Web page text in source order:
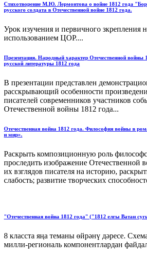
Стихотворение М.Ю. Лермонтова о войне 1812 года
русского солдата в Отечественной войне 1812 года.
Урок изучения и первичного зкрепления
использованием ЦОР....
Презентация. Народный характер Отечественной войны
русской литературы 1812 года
В презентации представлен
расскрывающий особенности
писателей современников участников
Отечественной войны 1812 года...
Отечественная война 1812 года. Философия войны в
и мир».
Раскрыть композиционную роль
проследить изображение Отечественной
их взглядов писателя на историю,
слабость; развитие творческих
"Отечественная война 1812 года" ("1812 елгы Ватан
8 класста яңа теманы өйрәнү дәресе.
милли-региональ компонентлардан